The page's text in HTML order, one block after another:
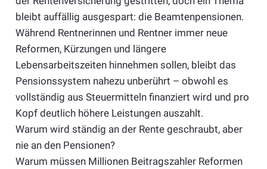
bleibt auffällig ausgespart: die Beamtenpensionen.
Während Rentnerinnen und Rentner immer neue
Reformen, Kürzungen und längere
Lebensarbeitszeiten hinnehmen sollen, bleibt das
Pensionssystem nahezu unberührt – obwohl es
vollständig aus Steuermitteln finanziert wird und pro
Kopf deutlich höhere Leistungen auszahlt.
Warum wird ständig an der Rente geschraubt, aber
nie an den Pensionen?
Warum müssen Millionen Beitragszahler Reformen